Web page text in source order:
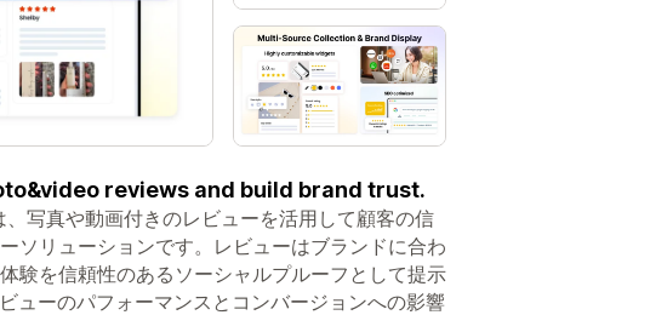
reviews and build brand trust.
写真や動画付きのレビューを活用して顧客の信
ソリューションです。レビューはブランドに合わ
験を信頼性のあるソーシャルプルーフとして提示
ューのパフォーマンスとコンバージョンへの影響